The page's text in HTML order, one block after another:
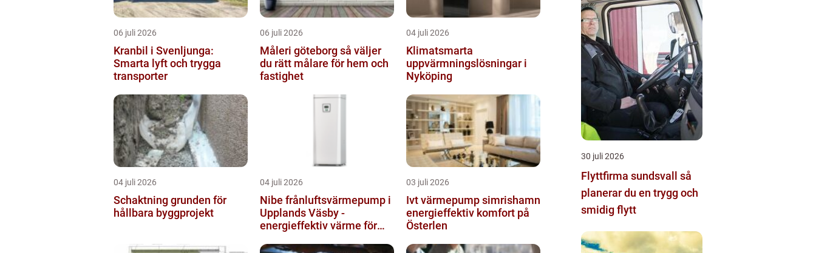
06 juli 2026
Kranbil i Svenljunga:
Smarta lyft och trygga
transporter
06 juli 2026
Måleri göteborg så väljer
du rätt målare för hem och
fastighet
04 juli 2026
Klimatsmarta
uppvärmningslösningar i
Nyköping
04 juli 2026
Schaktning grunden för
hållbara byggprojekt
04 juli 2026
Nibe frånluftsvärmepump i
Upplands Väsby -
energieffektiv värme för
03 juli 2026
Ivt värmepump simrishamn
energieffektiv komfort på
Österlen
30 juli 2026
Flyttfirma sundsvall så
planerar du en trygg och
smidig flytt